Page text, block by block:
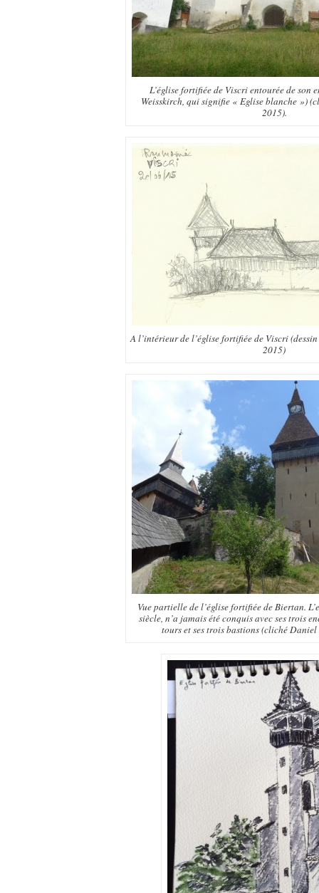
L’église fortifiée de Viscri entourée de son
Weisskirch, qui signifie « Eglise blanche »)
2015).
A l’intérieur de l’église fortifiée de Viscri
2015)
Vue partielle de l’église fortifiée de Biertan.
siècle, n’a jamais été conquis avec ses trois
tours et ses trois bastions (cliché